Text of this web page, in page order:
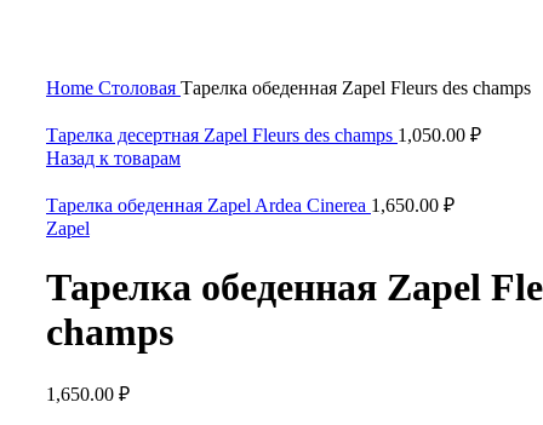
Home Столовая Тарелка обеденная Zapel Fleurs des champs
Тарелка десертная Zapel Fleurs des champs 1,050.00 ₽
Назад к товарам
Тарелка обеденная Zapel Ardea Cinerea 1,650.00 ₽
Zapel
Тарелка обеденная Zapel
champs
1,650.00 ₽